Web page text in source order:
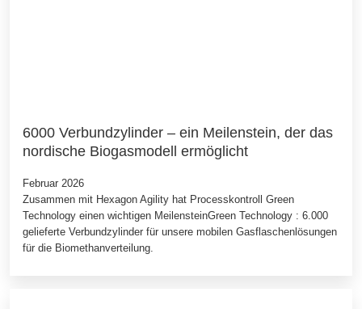
6000 Verbundzylinder – ein Meilenstein, der das
nordische Biogasmodell ermöglicht
Februar 2026
Zusammen mit Hexagon Agility hat Processkontroll Green
Technology einen wichtigen MeilensteinGreen Technology : 6.000
gelieferte Verbundzylinder für unsere mobilen Gasflaschenlösungen
für die Biomethanverteilung.